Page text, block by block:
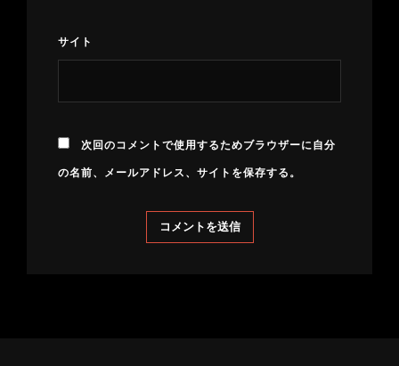
サイト
次回のコメントで使用するためブラウザーに自分
の名前、メールアドレス、サイトを保存する。